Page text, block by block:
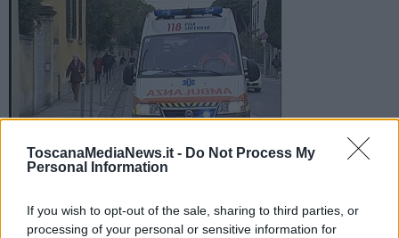
ToscanaMediaNews.it - Do Not Process My
Personal Information
If you wish to opt-out of the sale, sharing to third parties, or
processing of your personal or sensitive information for
vittima aveva 59 anni. Il compagno lo avrebbe colpito per
errore sparando a una ghiandaia